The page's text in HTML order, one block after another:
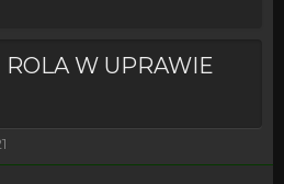
ROLA W UPRAWIE